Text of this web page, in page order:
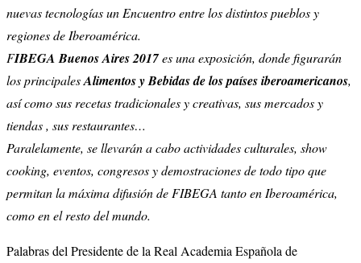
nuevas tecnologías un Encuentro entre los distintos pueblos y
regiones de Iberoamérica.
FIBEGA Buenos Aires 2017es una exposición, donde figurarán
los principalesAlimentos y Bebidas de los países iberoamericanos,
así como sus recetas tradicionales y creativas, sus mercados y
tiendas , sus restaurantes…
Paralelamente, se llevarán a cabo actividades culturales, show
cooking, eventos, congresos y demostraciones de todo tipo que
permitan la máxima difusión de FIBEGA tanto en Iberoamérica,
como en el resto del mundo.
Palabras del Presidente de la Real Academia Española de